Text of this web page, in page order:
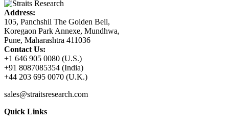
Address:
105, Panchshil The Golden Bell,
Koregaon Park Annexe, Mundhwa,
Pune, Maharashtra 411036
Contact Us:
+1 646 905 0080 (U.S.)
+91 8087085354 (India)
+44 203 695 0070 (U.K.)
sales@straitsresearch.com
Quick Links